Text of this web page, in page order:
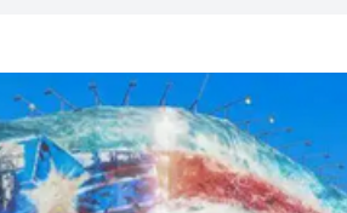
演拉開帷幕
3200宗申請 料吸資950億港元
合行動 拘4名懷疑非法勞工